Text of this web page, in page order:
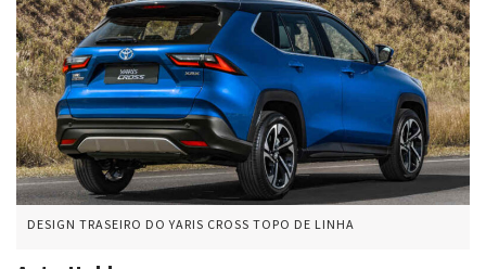
DESIGN TRASEIRO DO YARIS CROSS TOPO DE LINHA